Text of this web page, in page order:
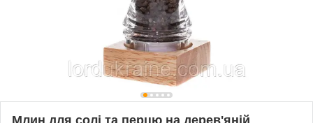
Млин для солі та перцю на дерев'яній